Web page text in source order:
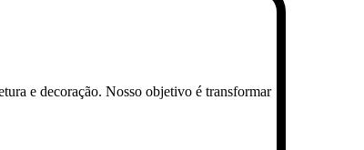
e decoração. Nosso objetivo é transformar